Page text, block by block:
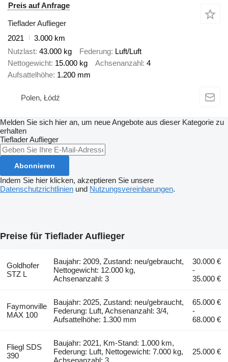
Preis auf Anfrage
Tieflader Auflieger
2021
3.000 km
Nutzlast 43.000 kg Federung Luft/Luft
Nettogewicht 15.000 kg Achsenanzahl 4
Aufsattelhöhe 1.200 mm
Polen, Łódź
Melden Sie sich hier an, um neue Angebote aus dieser Kategorie zu
erhalten
Tieflader Auflieger
Abonnieren
Indem Sie hier klicken, akzeptieren Sie unsere
Datenschutzrichtlinien und Nutzungsvereinbarungen.
Preise für Tieflader Auflieger
Goldhofer
STZ L
Baujahr: 2009, Zustand: neu/gebraucht,
Nettogewicht: 12.000 kg,
Achsenanzahl: 3
30.000 €
-
35.000 €
Faymonville
MAX 100
Baujahr: 2025, Zustand: neu/gebraucht,
Federung: Luft, Achsenanzahl: 3/4,
Aufsattelhöhe: 1.300 mm
65.000 €
-
68.000 €
Fliegl SDS
390
Baujahr: 2021, Km-Stand: 1.000 km,
Federung: Luft, Nettogewicht: 7.000 kg,
Achsenanzahl: 3
25.000 €